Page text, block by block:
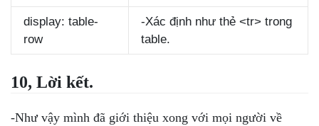
display: table-
row
-Xác định như thẻ <tr> trong
table.
10, Lời kết.
-Như vậy mình đã giới thiệu xong với mọi người về